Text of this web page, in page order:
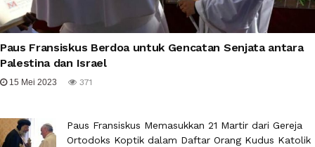
Paus Fransiskus Berdoa untuk Gencatan Senjata antara
Palestina dan Israel
15 Mei 2023 371
Paus Fransiskus Memasukkan 21 Martir dari Gereja
Ortodoks Koptik dalam Daftar Orang Kudus Katolik